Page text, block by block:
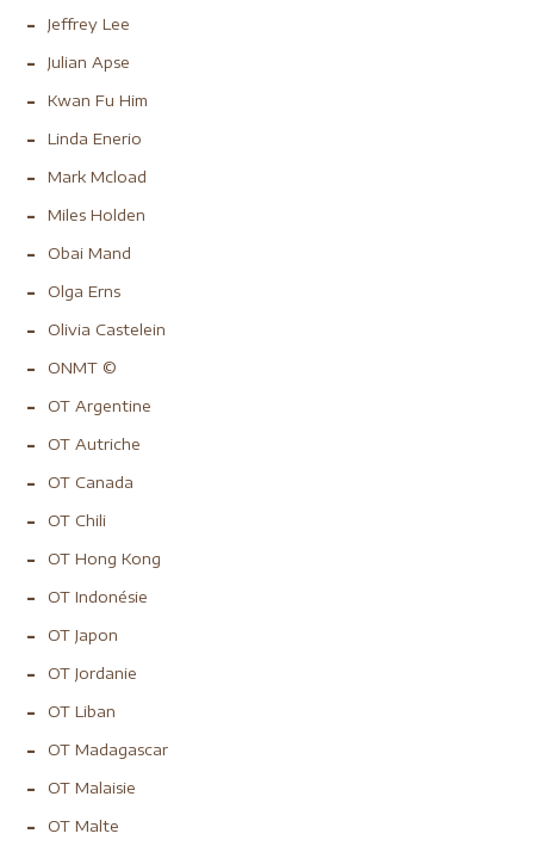
Jeffrey Lee
Julian Apse
Kwan Fu Him
Linda Enerio
Mark Mcload
Miles Holden
Obai Mand
Olga Erns
Olivia Castelein
ONMT ©
OT Argentine
OT Autriche
OT Canada
OT Chili
OT Hong Kong
OT Indonésie
OT Japon
OT Jordanie
OT Liban
OT Madagascar
OT Malaisie
OT Malte